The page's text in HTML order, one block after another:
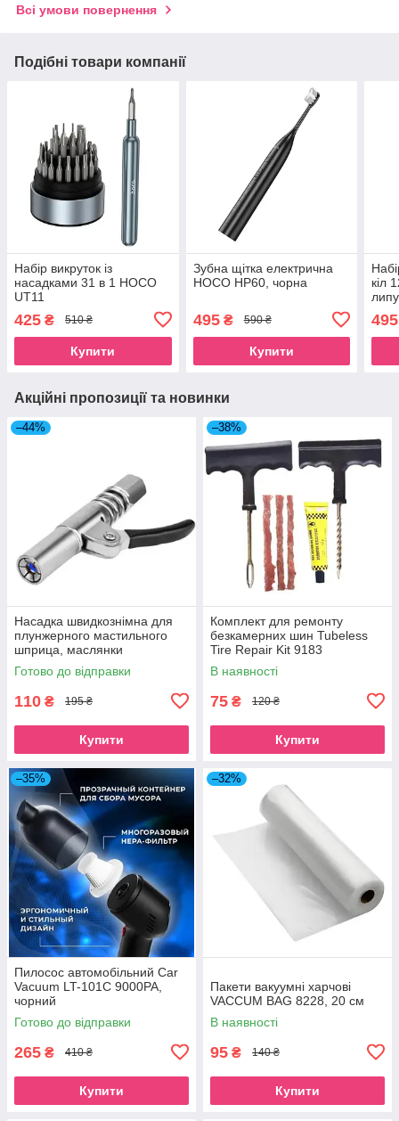
Всі умови повернення
Подібні товари компанії
Набір викруток із
насадками 31 в 1 HOCO
UT11
425 ₴ 510 ₴
Купити
Зубна щітка електрична
HOCO HP60, чорна
495₴ 590 ₴
Купити
кіл
495
Акційні пропозиції та новинки
–44%
Насадка швидкознімна для
плунжерного мастильного
шприца, маслянки
Готово до відправки
110 ₴ 195 ₴
Купити
–38%
Комплект для ремонту
безкамерних шин Tubeless
Tire Repair Kit 9183
В наявності
75 ₴ 120 ₴
Купити
–35%
Пилосос автомобільний Car
Vacuum LT-101C 9000PA,
чорний
Готово до відправки
265 ₴ 410 ₴
Купити
–32%
Пакети вакуумні харчові
VACCUM BAG 8228, 20 см
В наявності
95 ₴ 140 ₴
Купити